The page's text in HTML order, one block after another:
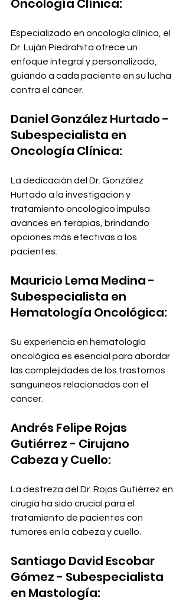
Oncología Clínica:
Especializado en oncología clínica, el
Dr. Luján Piedrahita ofrece un
enfoque integral y personalizado,
guiando a cada paciente en su lucha
contra el cáncer.
Daniel González Hurtado -
Subespecialista en
Oncología Clínica:
La dedicación del Dr. González
Hurtado a la investigación y
tratamiento oncológico impulsa
avances en terapias, brindando
opciones más efectivas a los
pacientes.
Mauricio Lema Medina -
Subespecialista en
Hematología Oncológica:
Su experiencia en hematología
oncológica es esencial para abordar
las complejidades de los trastornos
sanguíneos relacionados con el
cáncer.
Andrés Felipe Rojas
Gutiérrez - Cirujano
Cabeza y Cuello:
La destreza del Dr. Rojas Gutiérrez en
cirugía ha sido crucial para el
tratamiento de pacientes con
tumores en la cabeza y cuello.
Santiago David Escobar
Gómez - Subespecialista
en Mastología: